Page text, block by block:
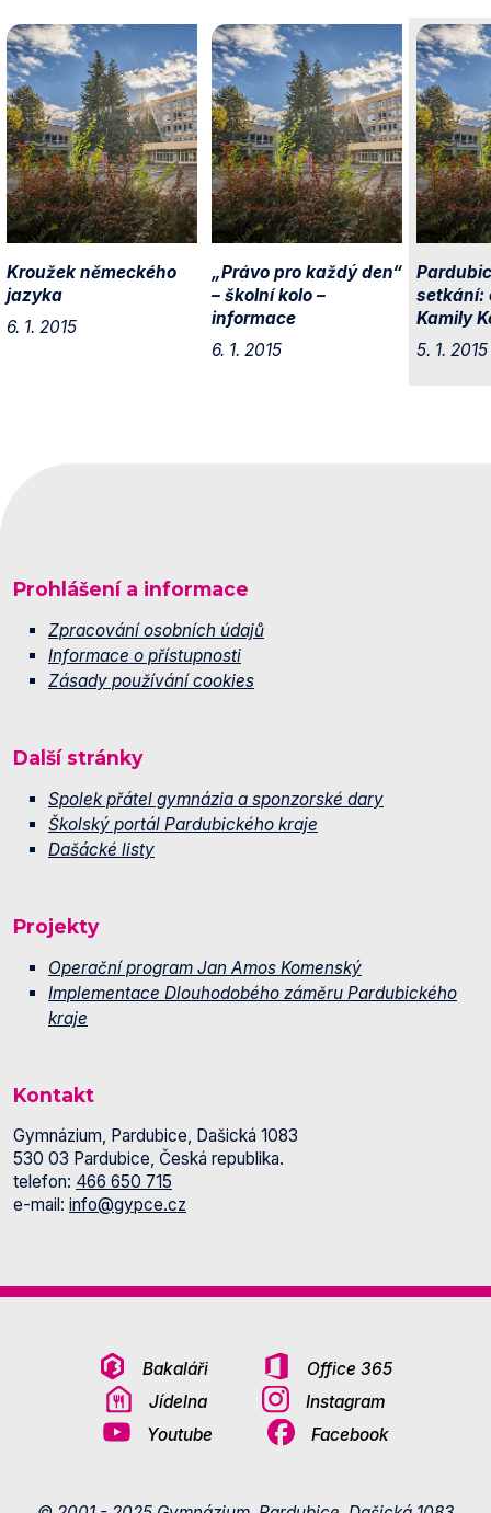
Kroužek německého
jazyka
6. 1. 2015
„Právo pro každý den“
– školní kolo –
informace
6. 1. 2015
setkání:
Kamily
5. 1. 2015
Prohlášení a informace
Zpracování osobních údajů
Informace o přístupnosti
Zásady používání cookies
Další stránky
Spolek přátel gymnázia a sponzorské dary
Školský portál Pardubického kraje
Dašácké listy
Projekty
Operační program Jan Amos Komenský
Implementace Dlouhodobého záměru Pardubického
kraje
Kontakt
Gymnázium, Pardubice, Dašická 1083
530 03 Pardubice, Česká republika.
telefon: 466 650 715
e-mail: info@gypce.cz
Bakaláři
Office 365
Jídelna
Instagram
Youtube
Facebook